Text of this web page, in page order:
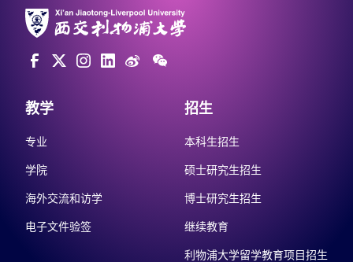
教学
专业
学院
海外交流和访学
电子文件验签
招生
本科生招生
硕士研究生招生
博士研究生招生
继续教育
利物浦大学留学教育项目招生